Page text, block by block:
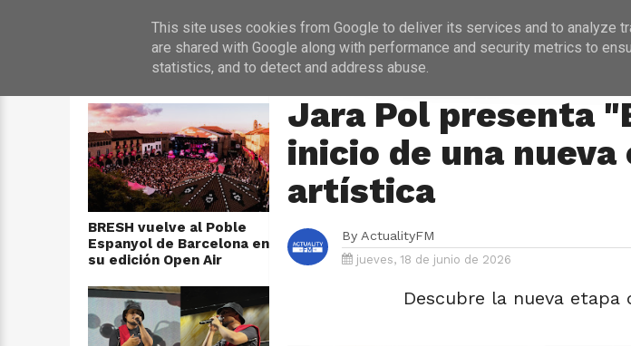
INICIO NOTICIAS PROGRAMACIÓN
BRESH vuelve al Poble
Espanyol de Barcelona en
su edición Open Air
Jara Pol presenta
inicio de una nueva
artística
By ActualityFM
jueves, 18 de junio de 2026
Descubre la nueva etapa
This site uses cookies from Google to deliver its services and to analyze
are shared with Google along with performance and security metrics to
statistics, and to detect and address abuse.